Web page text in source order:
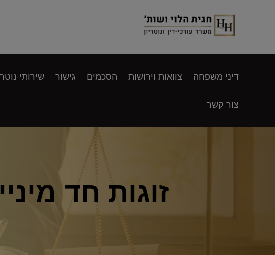
דיני משפחה צוואות וירושות הסכמים גישור שירותי
צור קשר
זוגות חד